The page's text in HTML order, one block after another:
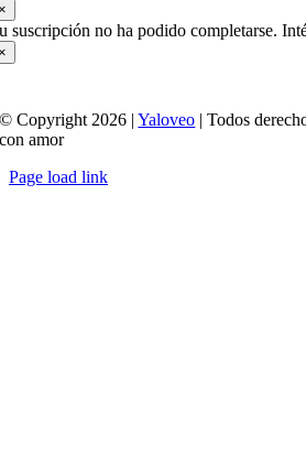
suscripción no ha podido completarse.
© Copyright 2026 |Yaloveo | Todos
con amor
Page load link